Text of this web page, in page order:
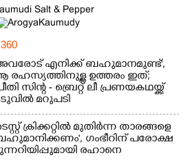
എനിക്ക് ബഹുമാനമുണ്ട്',​
രഹസ്യത്തിനുള്ള ഉത്തരം ഇത്;
സിന്റ - ബ്രെറ്റ് ലീ പ്രണയകഥയ്ക്ക്
മറുപടി
ക്രിക്കറ്റിൽ മുതിർന്ന താരങ്ങളെ
ഗംഭീറിന് പരോക്ഷ
രഹാനെ
×
Share this link